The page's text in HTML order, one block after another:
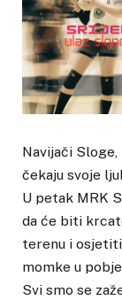
Navijači
čekaju svoje
U petak MRK
da će biti
terenu i
momke u
Svi smo se